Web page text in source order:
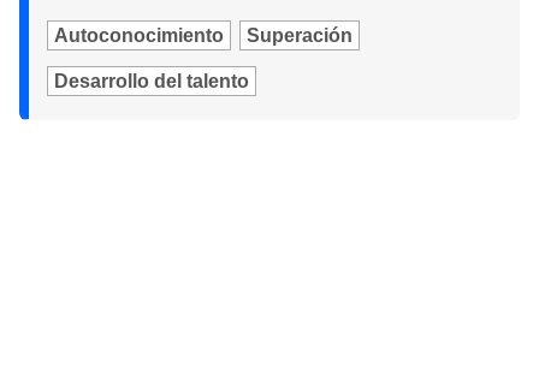
Autoconocimiento Superación
Desarrollo del talento